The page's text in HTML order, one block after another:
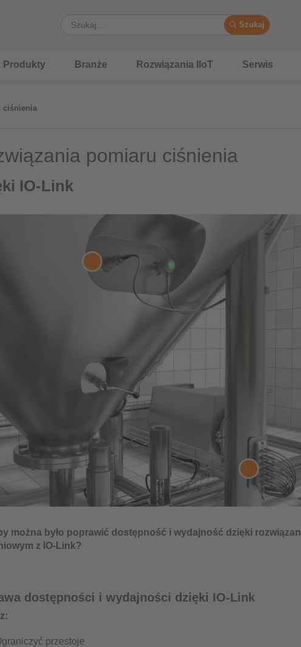
Szukaj
Produkty Branże Rozwiązania IIoT Serwis
ciśnienia
pomiaru ciśnienia
IO-Link
można było poprawić dostępność i wydajność dzięki
z IO-Link?
dostępności i wydajności dzięki IO-Link
przestoje